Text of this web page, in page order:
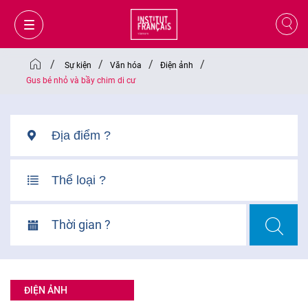
GIỎ HÀNG ĐĂNG NHẬP
/ Sự kiện / Văn hóa / Điện ảnh /
Gus bé nhỏ và bầy chim di cư
Thời gian ?
ĐIỆN ẢNH